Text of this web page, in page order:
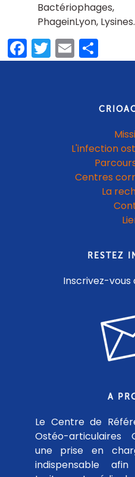
Bactériophages
PhageinLyon Lysines
Facebook
Twitter
Email
L'infection
Centres
La
RESTEZ
Inscrivez-
A
Le Centre de
Ostéo-articulaires
une prise en
indispensable